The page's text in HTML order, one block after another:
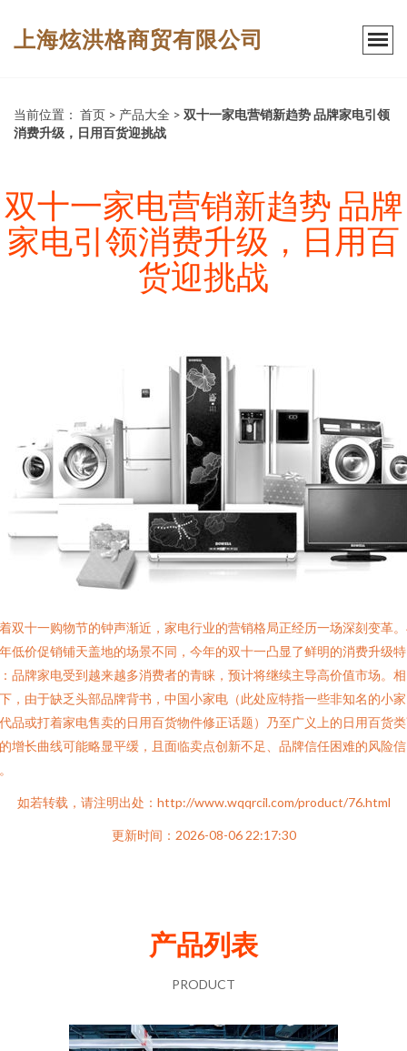
上海炫洪格商贸有限公司
当前位置： 首页 > 产品大全 > 双十一家电营销新趋势 品牌家电引领
消费升级，日用百货迎挑战
双十一家电营销新趋势 品牌
家电引领消费升级，日用百
货迎挑战
双十一购物节的钟声渐近，家电行业的营销格局正经历一场深刻变革
低价促销铺天盖地的场景不同，今年的双十一凸显了鲜明的消费升级特
品牌家电受到越来越多消费者的青睐，预计将继续主导高价值市场。
，由于缺乏头部品牌背书，中国小家电（此处应特指一些非知名的小
品或打着家电售卖的日用百货物件修正话题）乃至广义上的日用百货
增长曲线可能略显平缓，且面临卖点创新不足、品牌信任困难的风险信
如若转载，请注明出处：http://www.wqqrcil.com/product/76.html
更新时间：2026-08-06 22:17:30
产品列表
PRODUCT